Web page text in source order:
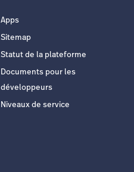
Apps
Sitemap
Statut de la plateforme
Documents pour les
développeurs
Niveaux de service